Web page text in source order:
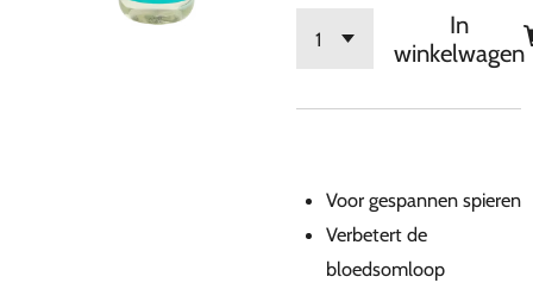
In
winkelwagen
Voor gespannen spieren
Verbetert de
bloedsomloop